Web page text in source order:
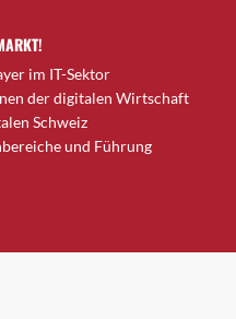
im IT-Sektor
der digitalen Wirtschaft
Schweiz
und Führung